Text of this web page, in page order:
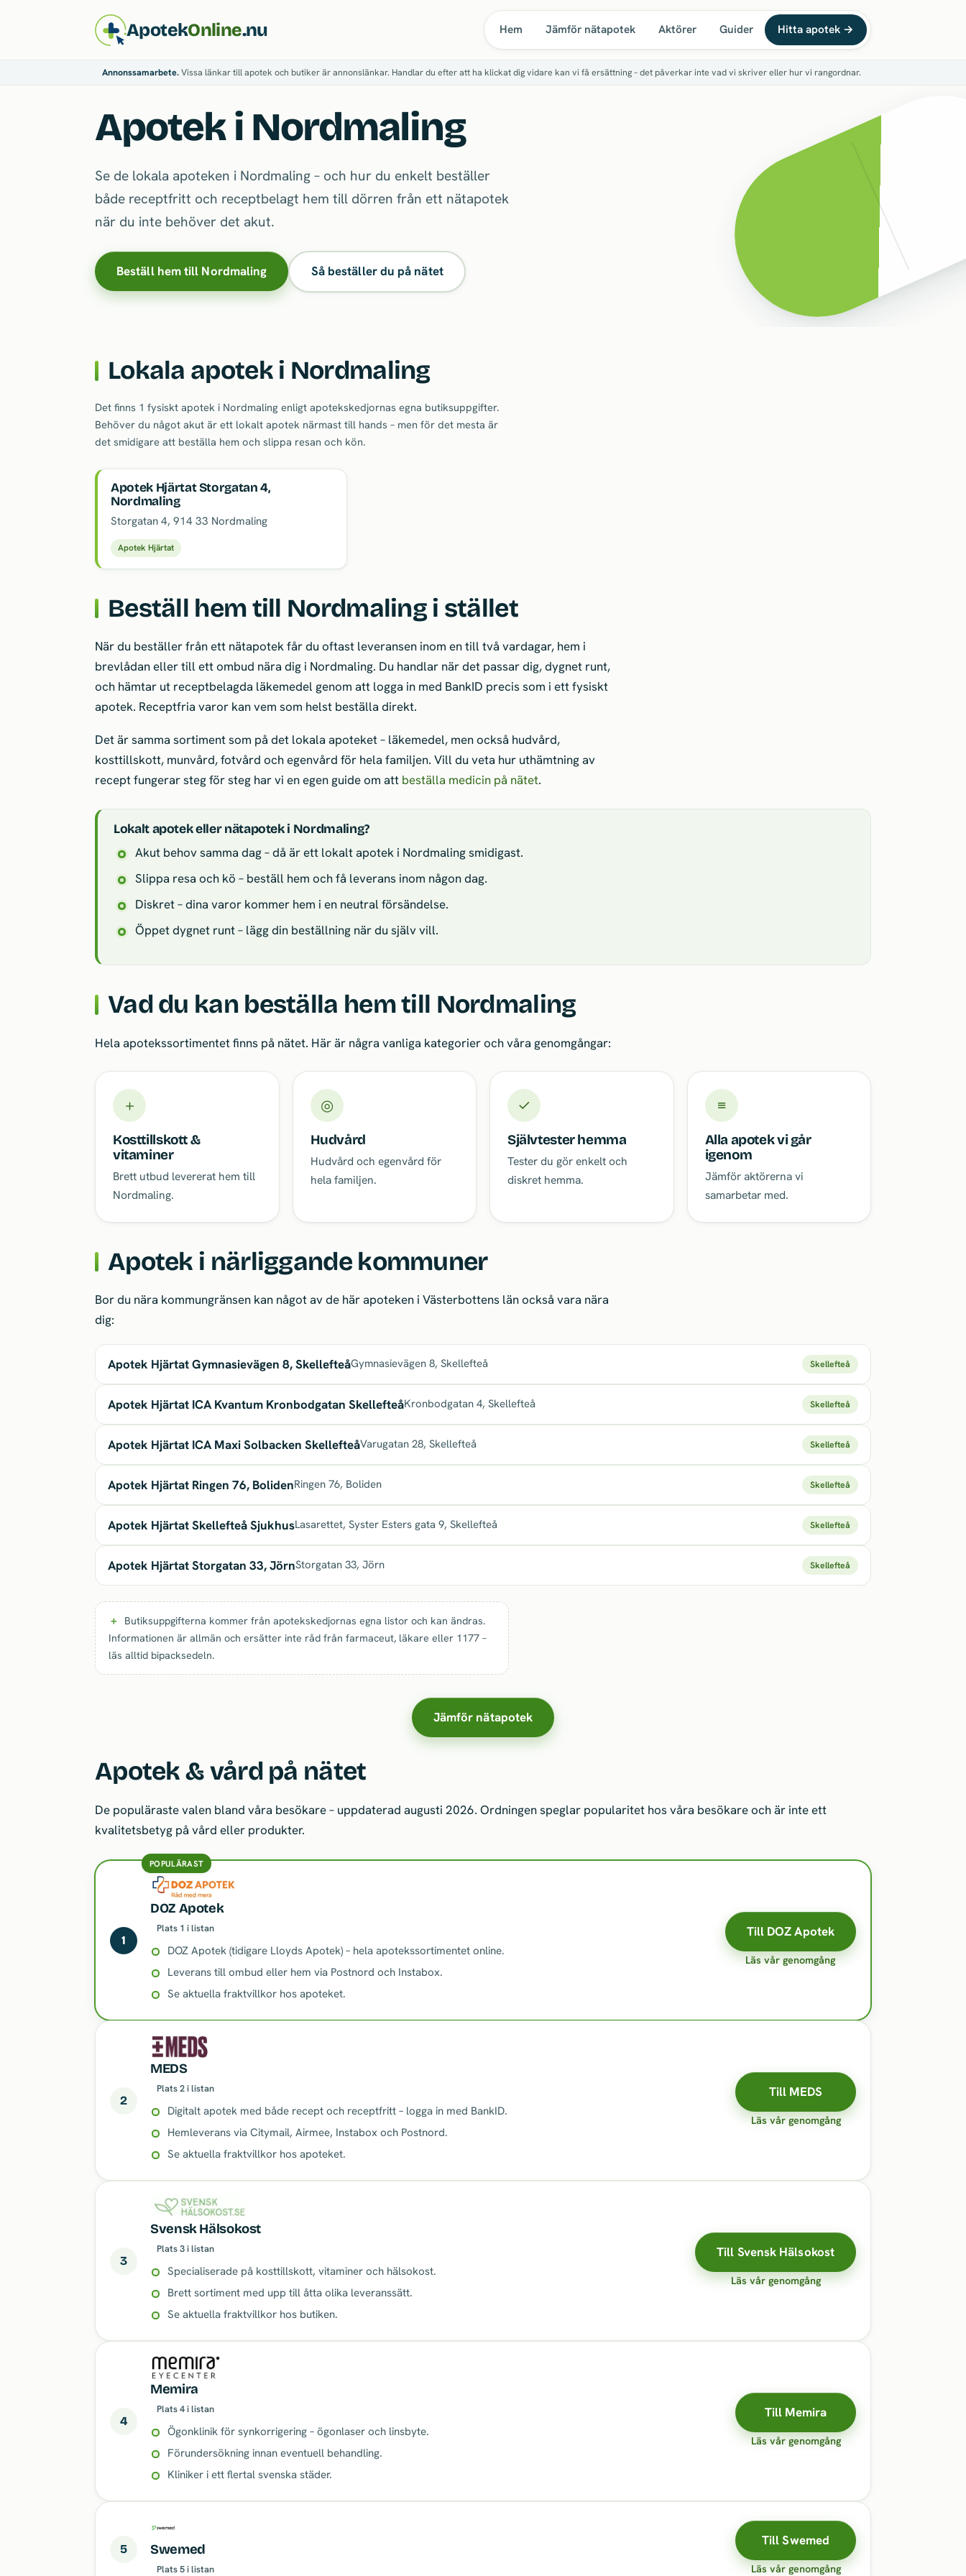
ApotekOnline.nu Hem Jämför nätapotek Aktörer Guider Hitta apotek →
Annonssamarbete.Vissa länkar till apotek och butiker är annonslänkar. Handlar du efter att ha klickat dig vidare kan vi få ersättning – det påverkar inte vad vi skriver eller hur vi rangordnar.
Apotek i Nordmaling
Se de lokala apoteken i Nordmaling – och hur du enkelt beställer
både receptfritt och receptbelagt hem till dörren från ett nätapotek
när du inte behöver det akut.
Beställ hem till Nordmaling Så beställer du på nätet
Lokala apotek i Nordmaling
Det finns 1 fysiskt apotek i Nordmaling enligt apotekskedjornas egna butiksuppgifter.
Behöver du något akut är ett lokalt apotek närmast till hands – men för det mesta är
det smidigare att beställa hem och slippa resan och kön.
Apotek Hjärtat Storgatan 4,
Nordmaling
Storgatan 4, 914 33 Nordmaling
Apotek Hjärtat
Beställ hem till Nordmaling i stället
När du beställer från ett nätapotek får du oftast leveransen inom en till två vardagar, hem i
brevlådan eller till ett ombud nära dig i Nordmaling. Du handlar när det passar dig, dygnet runt,
och hämtar ut receptbelagda läkemedel genom att logga in med BankID precis som i ett fysiskt
apotek. Receptfria varor kan vem som helst beställa direkt.
Det är samma sortiment som på det lokala apoteket – läkemedel, men också hudvård,
kosttillskott, munvård, fotvård och egenvård för hela familjen. Vill du veta hur uthämtning av
recept fungerar steg för steg har vi en egen guide om att beställa medicin på nätet.
Lokalt apotek eller nätapotek i Nordmaling?
Akut behov samma dag – då är ett lokalt apotek i Nordmaling smidigast.
Slippa resa och kö – beställ hem och få leverans inom någon dag.
Diskret – dina varor kommer hem i en neutral försändelse.
Öppet dygnet runt – lägg din beställning när du själv vill.
Vad du kan beställa hem till Nordmaling
Hela apotekssortimentet finns på nätet. Här är några vanliga kategorier och våra genomgångar:
＋
Kosttillskott &
vitaminer
Brett utbud levererat hem till
Nordmaling.
◎
Hudvård
Hudvård och egenvård för
hela familjen.
✓
Självtester hemma
Tester du gör enkelt och
diskret hemma.
≡
Alla apotek vi går
igenom
Jämför aktörerna vi
samarbetar med.
Apotek i närliggande kommuner
Bor du nära kommungränsen kan något av de här apoteken i Västerbottens län också vara nära
dig:
Apotek Hjärtat Gymnasievägen 8, SkellefteåGymnasievägen 8, Skellefteå Skellefteå
Apotek Hjärtat ICA Kvantum Kronbodgatan SkellefteåKronbodgatan 4, Skellefteå Skellefteå
Apotek Hjärtat ICA Maxi Solbacken SkellefteåVarugatan 28, Skellefteå Skellefteå
Apotek Hjärtat Ringen 76, BolidenRingen 76, Boliden Skellefteå
Apotek Hjärtat Skellefteå SjukhusLasarettet, Syster Esters gata 9, Skellefteå Skellefteå
Apotek Hjärtat Storgatan 33, JörnStorgatan 33, Jörn Skellefteå
Butiksuppgifterna kommer från apotekskedjornas egna listor och kan ändras.
Informationen är allmän och ersätter inte råd från farmaceut, läkare eller 1177 –
läs alltid bipacksedeln.
Jämför nätapotek
Apotek & vård på nätet
De populäraste valen bland våra besökare – uppdaterad augusti 2026. Ordningen speglar popularitet hos våra besökare och är inte ett
kvalitetsbetyg på vård eller produkter.
POPULÄRAST
1
DOZ Apotek
Plats 1 i listan
DOZ Apotek (tidigare Lloyds Apotek) – hela apotekssortimentet online.
Leverans till ombud eller hem via Postnord och Instabox.
Se aktuella fraktvillkor hos apoteket.
Till DOZ Apotek
Läs vår genomgång
2
MEDS
Plats 2 i listan
Digitalt apotek med både recept och receptfritt – logga in med BankID.
Hemleverans via Citymail, Airmee, Instabox och Postnord.
Se aktuella fraktvillkor hos apoteket.
Till MEDS
Läs vår genomgång
3
Svensk Hälsokost
Plats 3 i listan
Specialiserade på kosttillskott, vitaminer och hälsokost.
Brett sortiment med upp till åtta olika leveranssätt.
Se aktuella fraktvillkor hos butiken.
Till Svensk Hälsokost
Läs vår genomgång
4
Memira
Plats 4 i listan
Ögonklinik för synkorrigering – ögonlaser och linsbyte.
Förundersökning innan eventuell behandling.
Kliniker i ett flertal svenska städer.
Till Memira
Läs vår genomgång
5 Swemed
Plats 5 i listan
Till Swemed
Läs vår genomgång